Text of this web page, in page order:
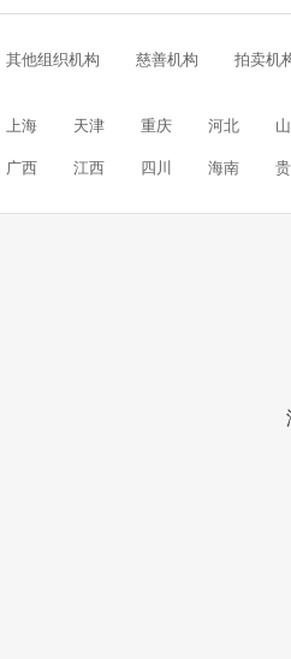
其他组织机构 慈善机构 拍卖机
上海 天津 重庆 河北
广西 江西 四川 海南